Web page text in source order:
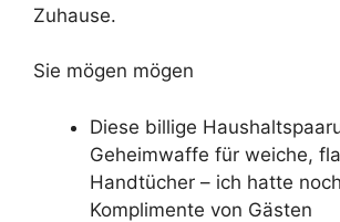
Zuhause.
Sie mögen mögen
Diese billige
Geheimwaffe für weiche,
Handtücher – ich hatte
Komplimente von Gästen